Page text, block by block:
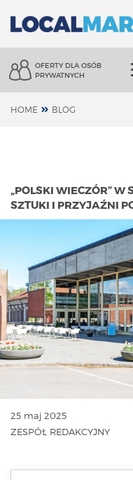
OFERTY DLA OSÓB
PRYWATNYCH
HOME BLOG
„POLSKI WIECZÓR” W
SZTUKI I PRZYJAŹNI
25 maj 2025
ZESPÓŁ REDAKCYJNY